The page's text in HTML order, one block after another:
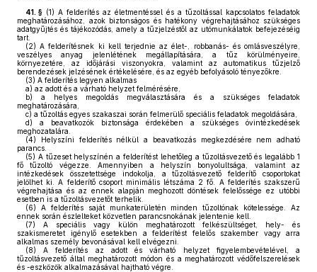
41. § (1) A felderítés az életmentéssel és a tűzoltással kapcsolatos feladatok
meghatározásához, azok biztonságos és hatékony végrehajtásához szükséges
adatgyűjtés és tájékozódás, amely a tűzjelzéstől az utómunkálatok befejezéséig
tart.
(2) A felderítésnek ki kell terjednie az élet-, robbanás- és omlásveszélyre,
veszélyes anyag jelenlétének megállapítására, a tűz körülményeire,
környezetére, az időjárási viszonyokra, valamint az automatikus tűzjelző
berendezések jelzésének értékelésére, és az egyéb befolyásoló tényezőkre.
(3) A felderítés legyen alkalmas
a) az adott és a várható helyzet felmérésére,
b) a helyes megoldás megválasztására és a szükséges feladatok
meghatározására,
c) a tűzoltás egyes szakaszai során felmerülő speciális feladatok megoldására,
d) a beavatkozók biztonsága érdekében a szükséges óvintézkedések
meghozatalára.
(4) Helyszíni felderítés nélkül a beavatkozás megkezdésére nem adható
parancs.
(5) A tűzeset helyszínén a felderítést lehetőleg a tűzoltásvezető és legalább 1
fő tűzoltó végezze. Amennyiben a helyszín bonyolultsága, valamint az
intézkedések összetettsége indokolja, a tűzoltásvezető felderítő csoportokat
jelölhet ki. A felderítő csoport minimális létszáma 2 fő. A felderítés szakszerű
végrehajtása és az ennek alapján meghozott döntések felelőssége ez utóbbi
esetben is a tűzoltásvezetőt terhelik.
(6) A felderítés saját munkaterületén minden tűzoltónak kötelessége. Az
ennek során észlelteket közvetlen parancsnokának jelentenie kell.
(7) A speciális vagy külön meghatározott felkészültséget, hely- és
szakismeretet igénylő esetekben a felderítést felelős szakember vagy arra
alkalmas személy bevonásával kell elvégezni.
(8) A felderítés az adott és várható helyzet figyelembevételével, a
tűzoltásvezető által meghatározott módon és a meghatározott védőfelszerelések
és -eszközök alkalmazásával hajtható végre.